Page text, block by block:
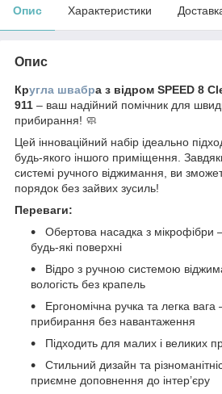
Опис Характеристики
Опис
Кругла швабра з відром SPEED 8
911 – ваш надійний помічник для
прибирання! 🧼
Цей інноваційний набір ідеально
будь-якого іншого приміщення. Завдяки
системі ручного віджимання, ви
порядок без зайвих зусиль!
Переваги:
Обертова насадка з
будь-які поверхні
Відро з ручною системою
вологість без крапель
Ергономічна ручка та легка
прибирання без навантаження
Підходить для малих і великих
Стильний дизайн та
приємне доповнення до інтер’єру